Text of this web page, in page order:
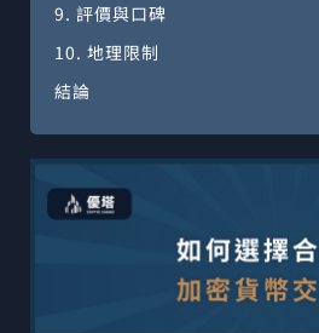
9. 評價與口碑
10. 地理限制
結論